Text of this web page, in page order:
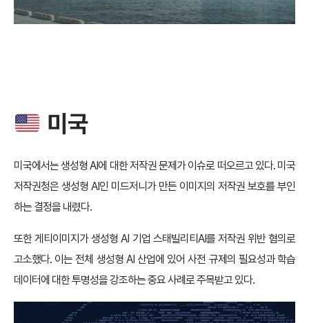
미국
미국에서는 생성형 AI에 대한 저작권 문제가 이슈로 떠오르고 있다. 미국
저작권청은 생성형 AI인 미드저니가 만든 이미지의 저작권 보호를 부인
하는 결정을 내렸다.
또한 게티이미지가 생성형 AI 기업 스태빌리티AI를 저작권 위반 혐의로
고소했다. 이는 전체 생성형 AI 산업에 있어 사전 규제의 필요성과 학습
데이터에 대한 투명성을 강조하는 중요 사례로 주목받고 있다.